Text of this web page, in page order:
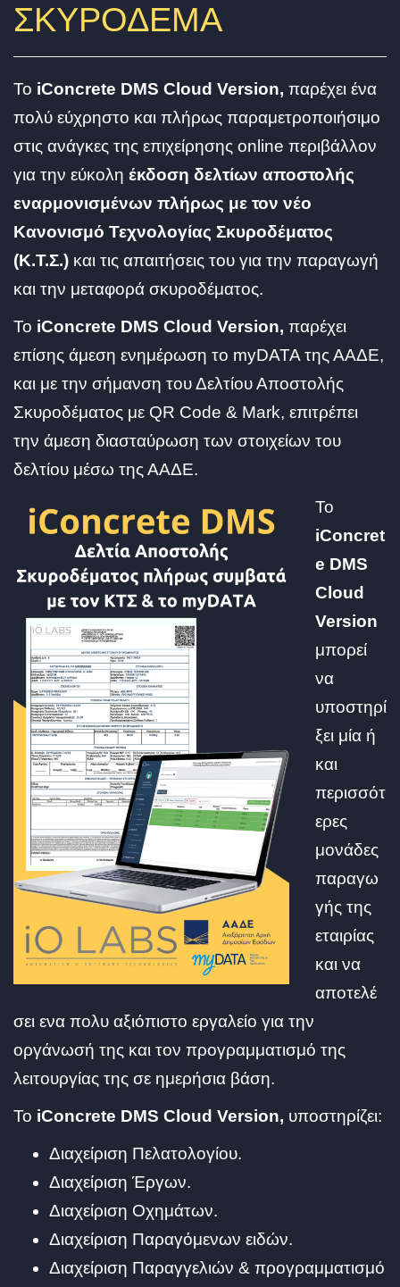
ΣΚΥΡΟΔΕΜΑ
To iConcrete DMS Cloud Version, παρέχει ένα
πολύ εύχρηστο και πλήρως παραμετροποιήσιμο
στις ανάγκες της επιχείρησης online περιβάλλον
για την εύκολη έκδοση δελτίων αποστολής
εναρμονισμένων πλήρως με τον νέο
Κανονισμό Τεχνολογίας Σκυροδέματος
(Κ.Τ.Σ.) και τις απαιτήσεις του για την παραγωγή
και την μεταφορά σκυροδέματος.
To iConcrete DMS Cloud Version, παρέχει
επίσης άμεση ενημέρωση το myDATA της ΑΑΔΕ,
και με την σήμανση του Δελτίου Αποστολής
Σκυροδέματος με QR Code & Mark, επιτρέπει
την άμεση διασταύρωση των στοιχείων του
δελτίου μέσω της ΑΑΔΕ.
Το
iConcret
e DMS
Cloud
Version
μπορεί
να
υποστηρί
ξει μία ή
και
περισσότ
ερες
μονάδες
παραγω
γής της
εταιρίας
και να
αποτελέ
σει ενα πολυ αξιόπιστο εργαλείο για την
οργάνωσή της και τον προγραμματισμό της
λειτουργίας της σε ημερήσια βάση.
To iConcrete DMS Cloud Version, υποστηρίζει:
Διαχείριση Πελατολογίου.
Διαχείριση Έργων.
Διαχείριση Οχημάτων.
Διαχείριση Παραγόμενων ειδών.
Διαχείριση Παραγγελιών & προγραμματισμό